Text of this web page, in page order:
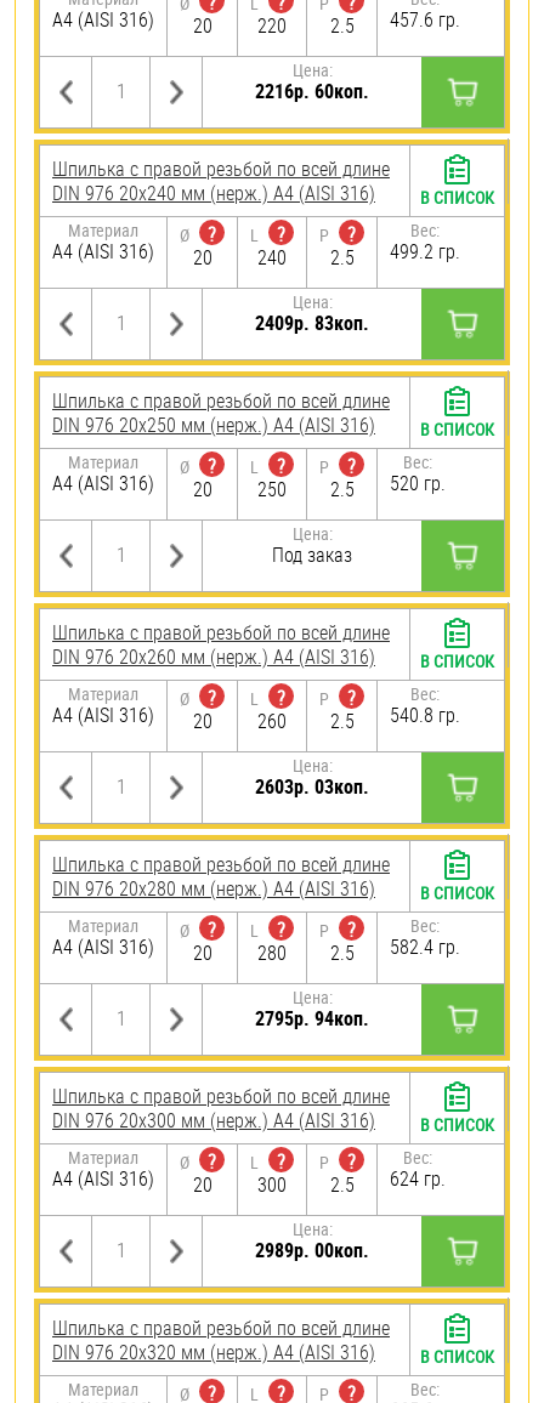
A4 (AISI 316)
20
220
2.5
457.6 гр.
Цена:
2216р. 60коп.
Шпилька с правой резьбой по всей длине
DIN 976 20х240 мм (нерж.) A4 (AISI 316)
Материал
A4 (AISI 316)
Ø
?
20
L
?
240
P
?
2.5
Вес:
499.2 гр.
Цена:
2409р. 83коп.
В СПИСОК
Шпилька с правой резьбой по всей длине
DIN 976 20х250 мм (нерж.) A4 (AISI 316)
Материал
A4 (AISI 316)
Ø
?
20
L
?
250
P
?
2.5
Вес:
520 гр.
Цена:
Под заказ
В СПИСОК
Шпилька с правой резьбой по всей длине
DIN 976 20х260 мм (нерж.) A4 (AISI 316)
Материал
A4 (AISI 316)
Ø
?
20
L
?
260
P
?
2.5
Вес:
540.8 гр.
Цена:
2603р. 03коп.
В СПИСОК
Шпилька с правой резьбой по всей длине
DIN 976 20х280 мм (нерж.) A4 (AISI 316)
Материал
A4 (AISI 316)
Ø
?
20
L
?
280
P
?
2.5
Вес:
582.4 гр.
Цена:
2795р. 94коп.
В СПИСОК
Шпилька с правой резьбой по всей длине
DIN 976 20х300 мм (нерж.) A4 (AISI 316)
Материал
A4 (AISI 316)
Ø
?
20
L
?
300
P
?
2.5
Вес:
624 гр.
Цена:
2989р. 00коп.
В СПИСОК
Шпилька с правой резьбой по всей длине
DIN 976 20х320 мм (нерж.) A4 (AISI 316)
Материал Ø
?
L
?
P
?
Вес:
В СПИСОК